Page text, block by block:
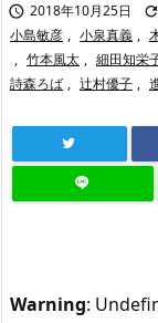
 2018年10月25日 
小島敏彦 , 小泉真義 ,
, 竹本風太 , 細田知栄
詩森ろば , 辻村優子 ,
Warning: